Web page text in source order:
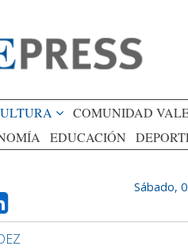
COMUNIDAD
EDUCACIÓN
Sábado,